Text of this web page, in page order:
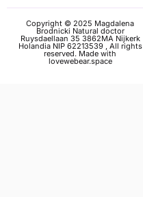
Copyright © 2025 Magdalena
Brodnicki Natural doctor
Ruysdaellaan 35 3862MA Nijkerk
Holandia NIP 62213539 , All rights
reserved. Made with
lovewebear.space